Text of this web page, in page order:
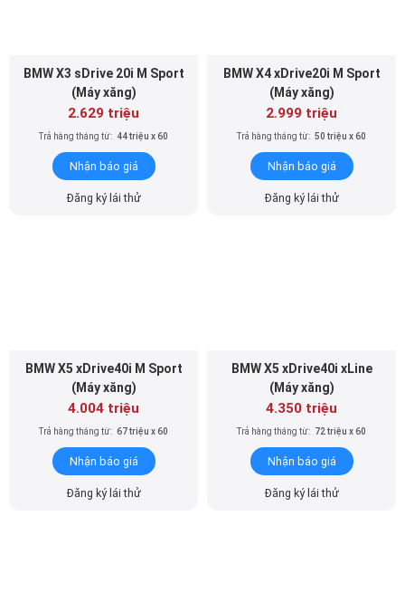
BMW X3 sDrive 20i M Sport
(Máy xăng)
2.629 triệu
Trả hàng tháng từ: 44 triệu x 60
Nhận báo giá
Đăng ký lái thử
BMW X4 xDrive20i M Sport
(Máy xăng)
2.999 triệu
Trả hàng tháng từ: 50 triệu x 60
Nhận báo giá
Đăng ký lái thử
BMW X5 xDrive40i M Sport
(Máy xăng)
4.004 triệu
Trả hàng tháng từ: 67 triệu x 60
Nhận báo giá
Đăng ký lái thử
BMW X5 xDrive40i xLine
(Máy xăng)
4.350 triệu
Trả hàng tháng từ: 72 triệu x 60
Nhận báo giá
Đăng ký lái thử